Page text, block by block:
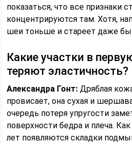
показаться, что все признаки
концентрируются там. Хотя,
шеи тоньше и стареет даже
Какие участки в
теряют эластичность?
Александра Гонт: Дряблая
провисает, она сухая и
очередь потеря упругости
поверхности бедра и плеча.
лет появляются складки